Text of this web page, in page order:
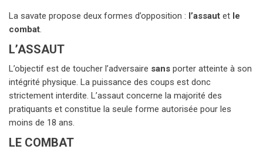
La savate propose deux formes d’opposition : l’assaut et le
combat.
L’ASSAUT
L’objectif est de toucher l’adversaire sans porter atteinte à son
intégrité physique. La puissance des coups est donc
strictement interdite. L’assaut concerne la majorité des
pratiquants et constitue la seule forme autorisée pour les
moins de 18 ans.
LE COMBAT